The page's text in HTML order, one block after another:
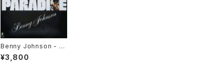
Benny Johnson - Vi
sions Of Paradise
[Soul Brother / 200
¥3,800